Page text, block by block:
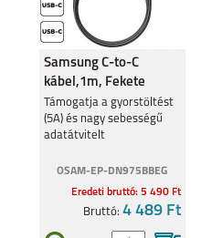
GALAXY TAB S8 GALAXY TAB S8+
(2021)
Samsung C-to-C
kábel,1m, Fekete
Támogatja a gyorstöltést
(5A) és nagy sebességű
adatátvitelt
OSAM-EP-DN975BBEG
Eredeti bruttó: 5 490 Ft
Bruttó: 4 489 Ft